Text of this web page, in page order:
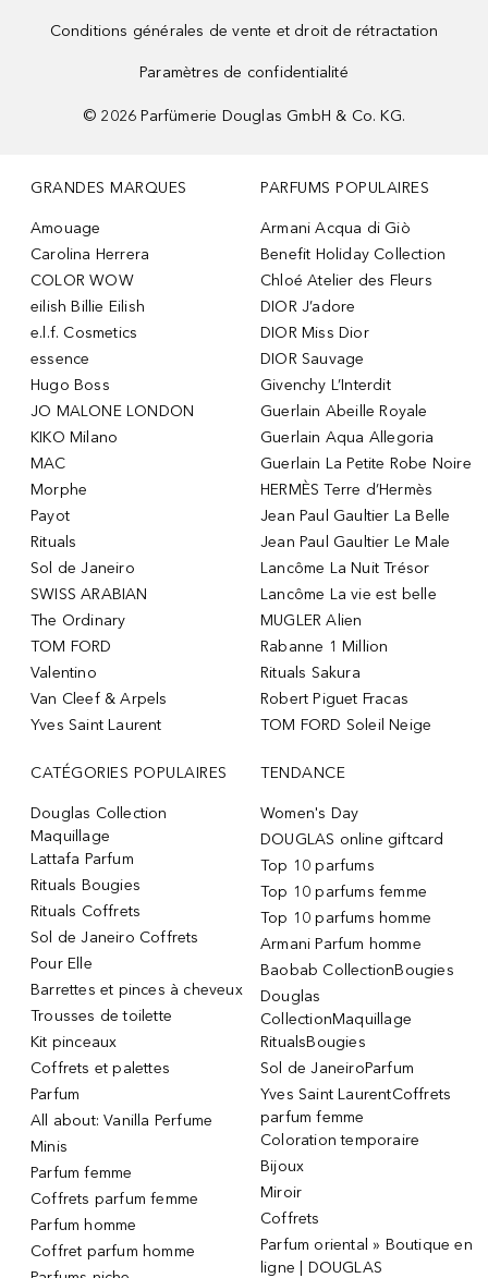
Conditions générales de vente et droit de rétractation
Paramètres de confidentialité
© 2026 Parfümerie Douglas GmbH & Co. KG.
GRANDES MARQUES
Amouage
Carolina Herrera
COLOR WOW
eilish Billie Eilish
e.l.f. Cosmetics
essence
Hugo Boss
JO MALONE LONDON
KIKO Milano
MAC
Morphe
Payot
Rituals
Sol de Janeiro
SWISS ARABIAN
The Ordinary
TOM FORD
Valentino
Van Cleef & Arpels
Yves Saint Laurent
PARFUMS POPULAIRES
Armani Acqua di Giò
Benefit Holiday Collection
Chloé Atelier des Fleurs
DIOR J’adore
DIOR Miss Dior
DIOR Sauvage
Givenchy L’Interdit
Guerlain Abeille Royale
Guerlain Aqua Allegoria
Guerlain La Petite Robe Noire
HERMÈS Terre d’Hermès
Jean Paul Gaultier La Belle
Jean Paul Gaultier Le Male
Lancôme La Nuit Trésor
Lancôme La vie est belle
MUGLER Alien
Rabanne 1 Million
Rituals Sakura
Robert Piguet Fracas
TOM FORD Soleil Neige
CATÉGORIES POPULAIRES
Douglas Collection
Maquillage
Lattafa Parfum
Rituals Bougies
Rituals Coffrets
Sol de Janeiro Coffrets
Pour Elle
Barrettes et pinces à cheveux
Trousses de toilette
Kit pinceaux
Coffrets et palettes
Parfum
All about: Vanilla Perfume
Minis
Parfum femme
Coffrets parfum femme
Parfum homme
Coffret parfum homme
TENDANCE
Women's Day
DOUGLAS online giftcard
Top 10 parfums
Top 10 parfums femme
Top 10 parfums homme
Armani Parfum homme
Baobab CollectionBougies
Douglas
CollectionMaquillage
RitualsBougies
Sol de JaneiroParfum
Yves Saint LaurentCoffrets
parfum femme
Coloration temporaire
Bijoux
Miroir
Coffrets
Parfum oriental » Boutique en
ligne | DOUGLAS